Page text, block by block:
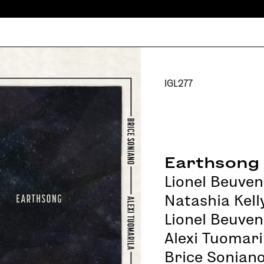
IGL277
Earthsong
Lionel
Natashia
Lionel
Alexi
Brice